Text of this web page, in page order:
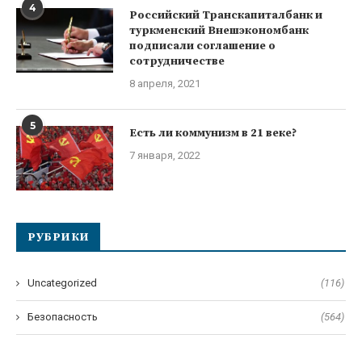
4
Российский Транскапиталбанк и
туркменский Внешэкономбанк
подписали соглашение о
сотрудничестве
8 апреля, 2021
5 Есть ли коммунизм в 21 веке?
7 января, 2022
РУБРИКИ
Uncategorized (116)
Безопасность (564)